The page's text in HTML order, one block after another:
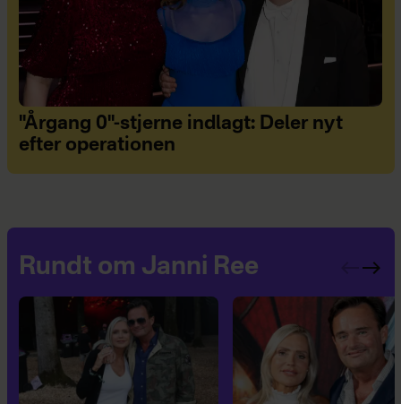
"Årgang 0"-stjerne indlagt: Deler nyt
efter operationen
Rundt om Janni Ree